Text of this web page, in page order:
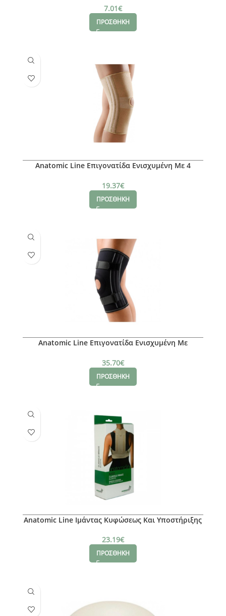
7.01€
ΠΡΟΣΘΗΚΗ
Anatomic Line Επιγονατίδα Ενισχυμένη Με 4
19.37€
ΠΡΟΣΘΗΚΗ
Anatomic Line Επιγονατίδα Ενισχυμένη Με
35.70€
ΠΡΟΣΘΗΚΗ
Anatomic Line Ιμάντας Κυφώσεως Και Υποστήριξης
23.19€
ΠΡΟΣΘΗΚΗ